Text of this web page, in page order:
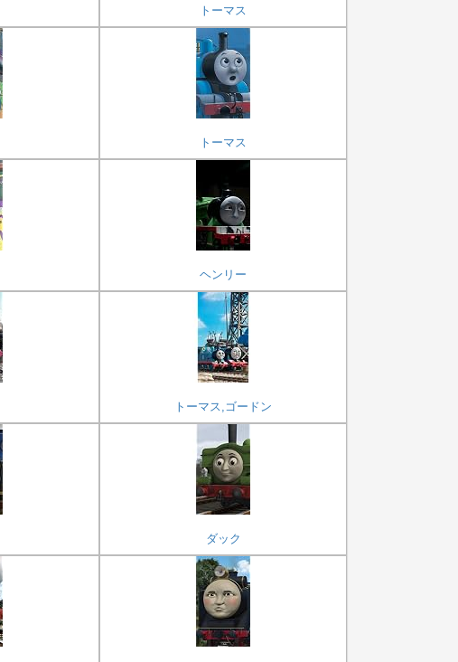
トーマス
トーマス
ヘンリー
トーマス,ゴードン
ダック